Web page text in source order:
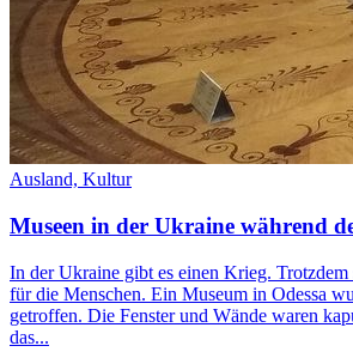
Ausland, Kultur
Museen in der Ukraine während
In der Ukraine gibt es einen Krieg.
für die Menschen. Ein Museum in Odessa
getroffen. Die Fenster und Wände waren
das...